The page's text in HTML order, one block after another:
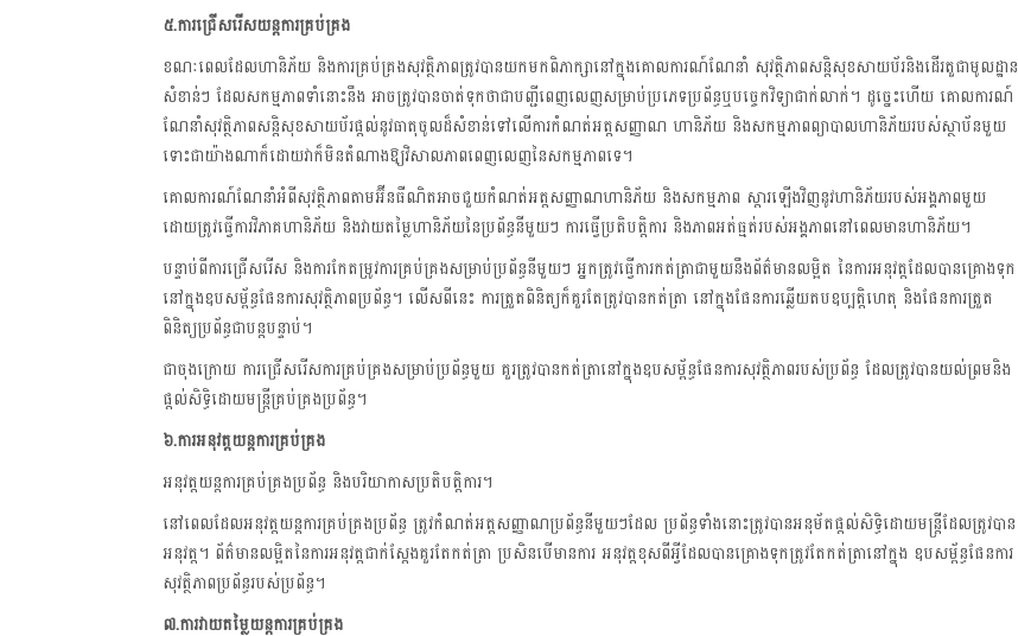
៥.ការជ្រើសរើសយន្តការគ្រប់គ្រង
ខណៈពេលដែលហានិភ័យ និងការគ្រប់គ្រងសុវត្ថិភាពត្រូវបានយកមកពិភាក្សានៅក្នុងគោលការណ៍ណែនាំ សុវត្ថិភាពសន្តិសុខសាយប័រនិងដើរតួជាមូលដ្ឋាន
សំខាន់ៗ ដែលសកម្មភាពទាំនោះនឹង អាចត្រូវបានចាត់ទុកថាជាបញ្ជីពេញលេញសម្រាប់ប្រភេទប្រព័ន្ធឬបច្ចេកវិទ្យាជាក់លាក់។ ដូច្នេះហើយ គោលការណ៍
ណែនាំសុវត្ថិភាពសន្តិសុខសាយប័រផ្ដល់នូវធាតុចូលដ៏សំខាន់ទៅលើការកំណត់អត្តសញ្ញាណ ហានិភ័យ និងសកម្មភាពព្យាបាលហានិភ័យរបស់ស្ថាប័នមួយ
ទោះជាយ៉ាងណាក៏ដោយវាក៏មិនតំណាងឱ្យវិសាលភាពពេញលេញនៃសកម្មភាពទេ។
គោលការណ៍ណែនាំអំពីសុវត្ថិភាពតាមអ៊ីនធឺណិតអាចជួយកំណត់អត្តសញ្ញាណហានិភ័យ និងសកម្មភាព ស្តារឡើងវិញនូវហានិភ័យរបស់អង្គភាពមួយ
ដោយត្រូវធ្វើការវិភាគហានិភ័យ និងវាយតម្លៃហានិភ័យនៃប្រព័ន្ធនីមួយៗ ការធ្វើប្រតិបត្តិការ និងភាពអត់ធ្មត់របស់អង្គភាពនៅពេលមានហានិភ័យ។
បន្ទាប់ពីការជ្រើសរើស និងការកែតម្រូវការគ្រប់គ្រងសម្រាប់ប្រព័ន្ធនីមួយៗ​ អ្នកត្រូវធ្វើការកត់ត្រាជាមួយនឹងព័ត៌មានលម្អិត នៃការអនុវត្តដែលបានគ្រោងទុក
នៅក្នុងឧបសម្ព័ន្ធផែនការសុវត្ថិភាពប្រព័ន្ធ។ លើសពីនេះ ការត្រួតពិនិត្យក៏គួរតែត្រូវបានកត់ត្រា នៅក្នុងផែនការឆ្លើយតបឧប្បត្តិហេតុ និងផែនការត្រួត
ពិនិត្យប្រព័ន្ធជាបន្តបន្ទាប់។
ជាចុងក្រោយ ការជ្រើសរើសការគ្រប់គ្រងសម្រាប់ប្រព័ន្ធមួយ គួរត្រូវបានកត់ត្រានៅក្នុងឧបសម្ព័ន្ធផែនការសុវត្ថិភាពរបស់ប្រព័ន្ធ ដែលត្រូវបានយល់ព្រមនិង
ផ្តល់សិទ្ធិដោយមន្ត្រីគ្រប់គ្រងប្រព័ន្ធ។
៦.ការអនុវត្តយន្តការគ្រប់គ្រង
អនុវត្តយន្តការគ្រប់គ្រងប្រព័ន្ធ និងបរិយាកាសប្រតិបត្តិការ។
នៅពេលដែលអនុវត្តយន្តការគ្រប់គ្រងប្រព័ន្ធ ត្រូវកំណត់អត្តសញ្ញាណប្រព័ន្ធនីមួយៗដែល ប្រព័ន្ធទាំងនោះត្រូវបានអនុម័តផ្តល់សិទ្ធិដោយមន្ត្រីដែលត្រូវបាន
អនុវត្ត។ ព័ត៌មានលម្អិតនៃការអនុវត្តជាក់ស្តែងគួរតែកត់ត្រា ប្រសិនបើមានការ អនុវត្តខុសពីអ្វីដែលបានគ្រោងទុកត្រូវតែកត់ត្រានៅក្នុង ឧបសម្ព័ន្ធផែនការ
សុវត្ថិភាពប្រព័ន្ធរបស់ប្រព័ន្ធ។
៧.ការវាយតម្លៃយន្តការគ្រប់គ្រង